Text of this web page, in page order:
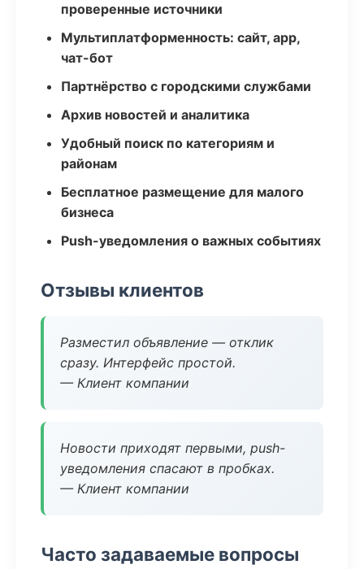
проверенные источники
Мультиплатформенность: сайт, app,
чат-бот
Партнёрство с городскими службами
Архив новостей и аналитика
Удобный поиск по категориям и
районам
Бесплатное размещение для малого
бизнеса
Push-уведомления о важных событиях
Отзывы клиентов
Разместил объявление — отклик
сразу. Интерфейс простой.
— Клиент компании
Новости приходят первыми, push-
уведомления спасают в пробках.
— Клиент компании
Часто задаваемые вопросы